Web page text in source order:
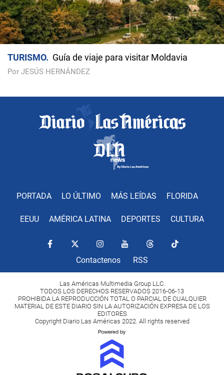
TURISMO Guía de viaje para visitar Moldavia
Por JESÚS HERNÁNDEZ
PORTADA LO ÚLTIMO MÁS LEÍDAS FLORIDA
EEUU AMÉRICA LATINA DEPORTES CULTURA
Contactenos RSS
Las Américas Multimedia Group LLC.
TODOS LOS DERECHOS RESERVADOS 2016-06-13
PROHIBIDA LA REPRODUCCIÓN TOTAL O PARCIAL DE CUALQUIER
MATERIAL DE ESTE DIARIO SIN LA AUTORIZACIÓN EXPRESA DE LOS
EDITORES
Copyright Diario Las Américas 2022. All rights reserved